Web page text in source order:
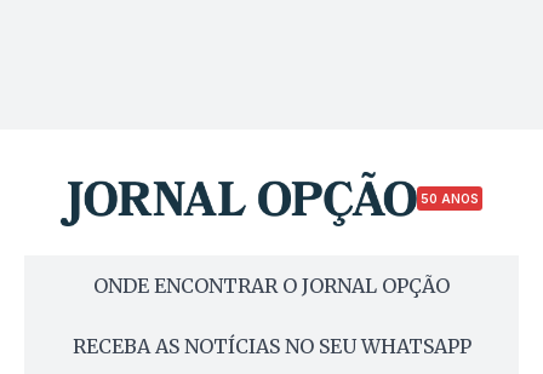
50 ANOS
ONDE ENCONTRAR O JORNAL OPÇÃO
RECEBA AS NOTÍCIAS NO SEU WHATSAPP